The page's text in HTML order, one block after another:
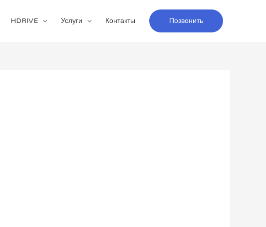
HDRIVE Услуги Контакты Позвонить